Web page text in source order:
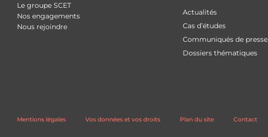
Le groupe SCET
Nos engagements
Nous rejoindre
Actualités
Cas d’études
Communiqués de presse
Dossiers thématiques
Mentions légales Vos données et vos droits Plan du site Contact